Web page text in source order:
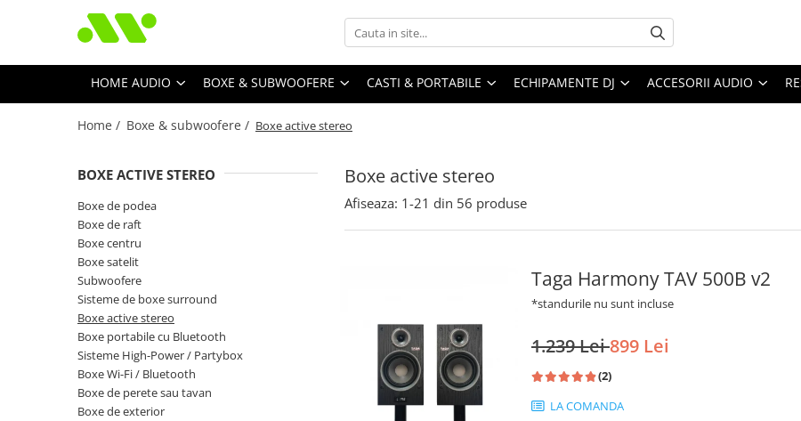
HOME AUDIO BOXE & SUBWOOFERE CASTI & PORTABILE ECHIPAMENTE DJ ACCESORII AUDIO
Home / Boxe & subwoofere / Boxe active stereo
Boxe active stereo
BOXE ACTIVE STEREO
Boxe de podea
Boxe de raft
Boxe centru
Boxe satelit
Subwoofere
Sisteme de boxe surround
Boxe active stereo
Boxe portabile cu Bluetooth
Sisteme High-Power / Partybox
Boxe Wi-Fi / Bluetooth
Boxe de perete sau tavan
Boxe de exterior
Afiseaza: 1-21 din 56 produse
Taga Harmony TAV 500B v2
*standurile nu sunt incluse
1.239 Lei899 Lei
(2)
LA COMANDA